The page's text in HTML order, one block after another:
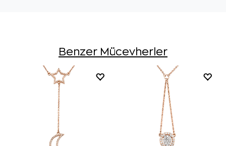
Benzer Mücevherler